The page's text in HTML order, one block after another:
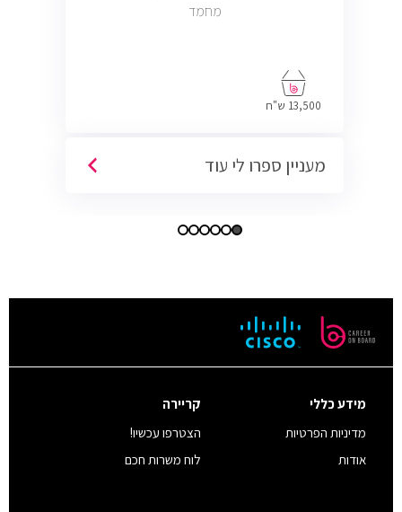
מחמד
13,500 ש"ח
מעניין ספרו לי עוד
מידע כללי
מדיניות הפרטיות
אודות
קריירה
הצטרפו עכשיו!
לוח משרות חכם